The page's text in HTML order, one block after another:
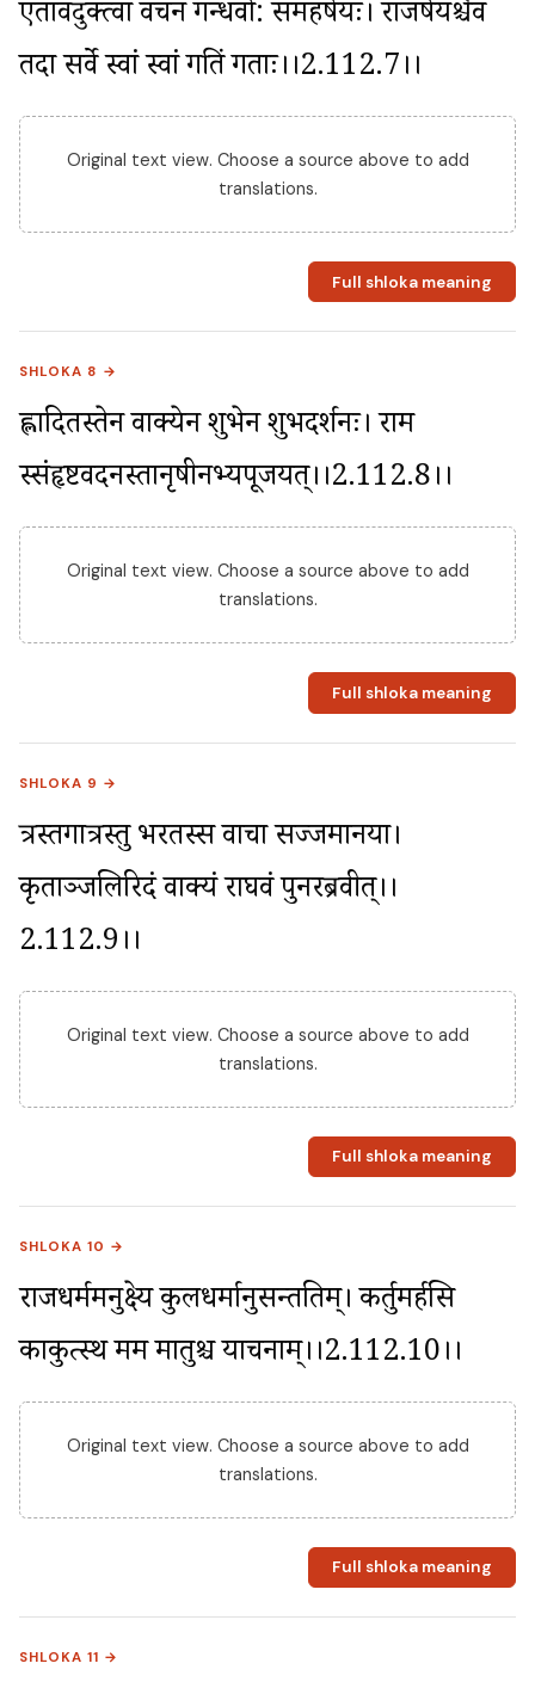
एतावदुक्त्वा वचनं गन्धर्वा: स‌महर्षयः। राजर्षयश्चैव
तदा सर्वे स्वां स्वां गतिं गताः।।2.112.7।।
Original text view. Choose a source above to add
translations.
Full shloka meaning
SHLOKA 8 →
ह्लादितस्तेन वाक्येन शुभेन शुभदर्शनः। राम
स्संहृष्टवदनस्तानृषीनभ्यपूजयत्।।2.112.8।।
Original text view. Choose a source above to add
translations.
Full shloka meaning
SHLOKA 9 →
त्रस्तगात्रस्तु भरतस्स वाचा सज्जमानया।
कृताञ्जलिरिदं वाक्यं राघवं पुनरब्रवीत्।।
2.112.9।।
Original text view. Choose a source above to add
translations.
Full shloka meaning
SHLOKA 10 →
राजधर्ममनुप्रेक्ष्य कुलधर्मानुसन्ततिम्। कर्तुमर्हसि
काकुत्स्थ मम मातुश्च याचनाम्।।2.112.10।।
Original text view. Choose a source above to add
translations.
Full shloka meaning
SHLOKA 11 →